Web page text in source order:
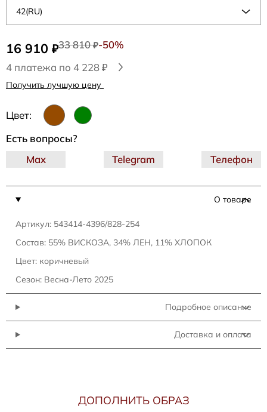
16 910 ₽33 810₽-50%
4 платежа по 4 228 ₽
Получить лучшую цену
Цвет:
42(RU)
О товаре
Артикул: 543414-4396/828-254
Состав: 55% ВИСКОЗА, 34% ЛЕН, 11% ХЛОПОК
Цвет: коричневый
Сезон: Весна-Лето 2025
Подробное описание
Доставка и оплата
Есть вопросы?
Telegram
Max Телефон
ДОПОЛНИТЬ ОБРАЗ